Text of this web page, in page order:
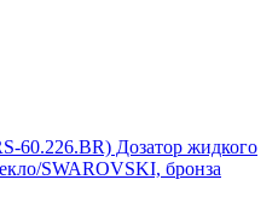
60.226.BR) Дозатор жидкого
SWAROVSKI, бронза